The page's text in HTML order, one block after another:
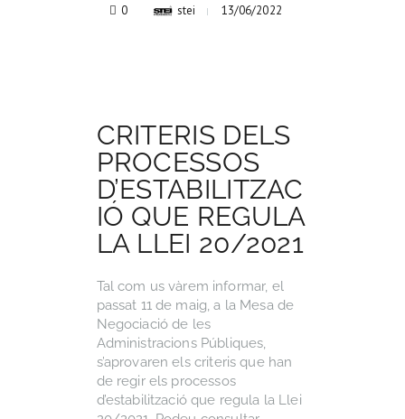
0 stei 13/06/2022
CRITERIS DELS
PROCESSOS
D’ESTABILITZAC
IÓ QUE REGULA
LA LLEI 20/2021
Tal com us vàrem informar, el
passat 11 de maig, a la Mesa de
Negociació de les
Administracions Públiques,
s’aprovaren els criteris que han
de regir els processos
d’estabilització que regula la Llei